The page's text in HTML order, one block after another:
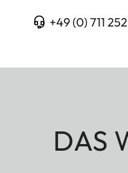
+49 (0) 711
DAS